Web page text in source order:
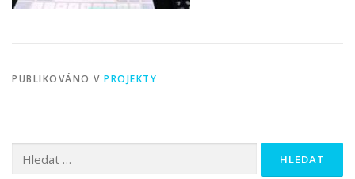
PUBLIKOVÁNO V PROJEKTY